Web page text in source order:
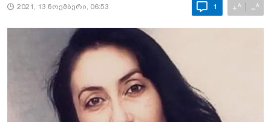
2021, 13 ნოემბერი, 06:53 1 +A −A